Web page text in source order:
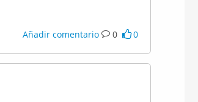
Añadir comentario 0 0